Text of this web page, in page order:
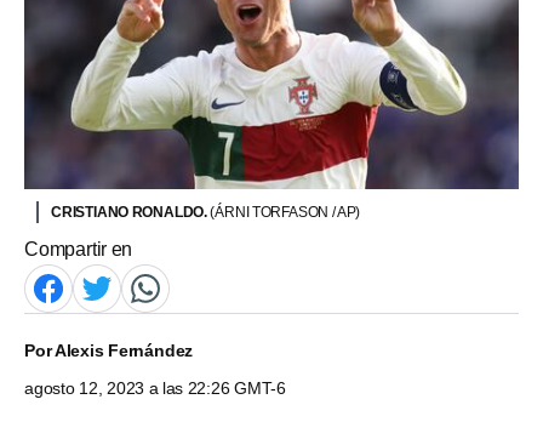
CRISTIANO RONALDO.(ÁRNI TORFASON / AP)
Compartir en
PorAlexis Fernández
agosto 12, 2023 a las 22:26 GMT-6